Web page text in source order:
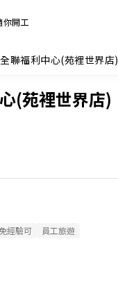
你開工
全聯福利中心(苑裡世界店)
(苑裡世界店)
免經驗可 員工旅遊